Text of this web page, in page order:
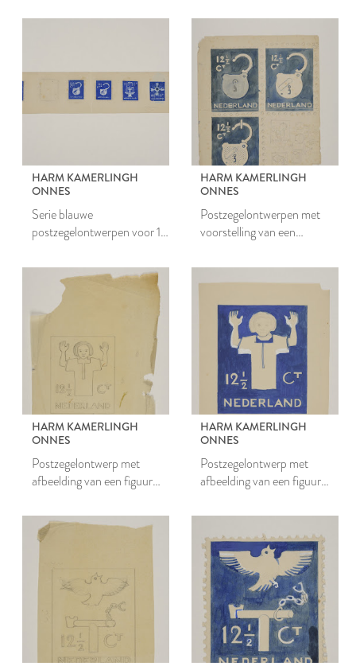
ontwerpschetsen
HARM KAMERLINGH
ONNES
Serie blauwe
postzegelontwerpen voor 12
HARM KAMERLINGH
ONNES
Postzegelontwerpen met
voorstelling van een
HARM KAMERLINGH
ONNES
Postzegelontwerp met
afbeelding van een figuur
HARM KAMERLINGH
ONNES
Postzegelontwerp met
afbeelding van een figuur